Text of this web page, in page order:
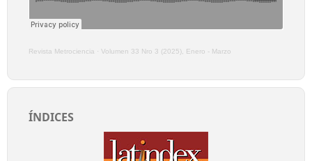
Revista Metrociencia · Volumen 33 Nro 3 (2025), Enero - Marzo
ÍNDICES